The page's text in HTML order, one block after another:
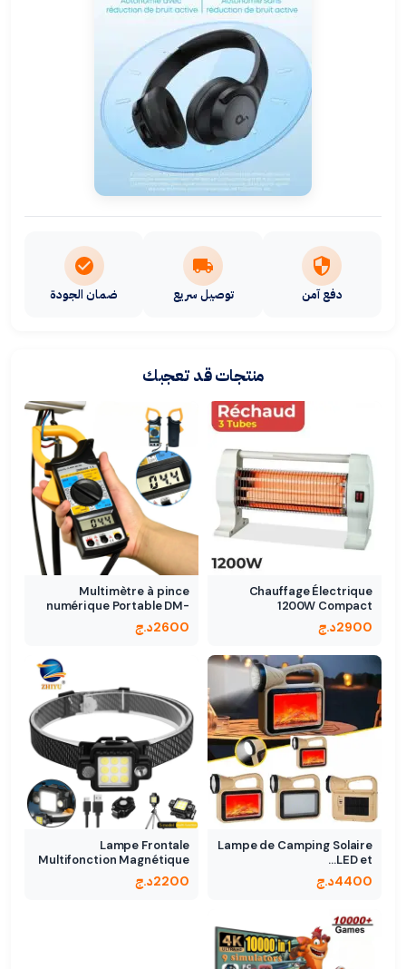
دفع آمن توصيل سريع ضمان الجودة
منتجات قد تعجبك
Chauffage Électrique
1200W Compact
Puissance réglable
2900د.ج
Multimètre à pince
numérique Portable DM-
6266
2600د.ج
Lampe de Camping Solaire
LED et…
4400د.ج
Lampe Frontale
Multifonction Magnétique
- 5…
2200د.ج